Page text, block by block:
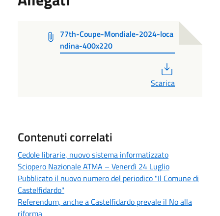
77th-Coupe-Mondiale-2024-loca
ndina-400x220
Scarica
Contenuti correlati
Cedole librarie, nuovo sistema informatizzato
Sciopero Nazionale ATMA – Venerdì 24 Luglio
Pubblicato il nuovo numero del periodico "Il Comune di
Castelfidardo"
Referendum, anche a Castelfidardo prevale il No alla
riforma